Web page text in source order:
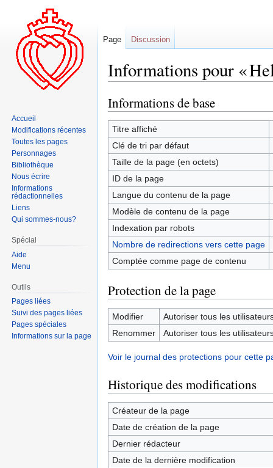
Informations pour «
Aller
à
la
navigation
Aller
à
la
recherche
Informations de base
Titre affiché
Clé de tri par défaut
Taille de la page (en octets)
ID de la page
Langue du contenu de la page
Modèle de contenu de la page
Indexation par robots
Nombre de redirections vers cette page
Comptée comme page de contenu
Protection de la page
Modifier
Autoriser tous les
Renommer
Autoriser tous les
Voir le journal des protections pour cette
Historique des modifications
Créateur de la page
Date de création de la page
Dernier rédacteur
Date de la dernière modification
Page Discussion
Accueil
Modifications récentes
Toutes les pages
Personnages
Bibliothèque
Nous écrire
Informations
rédactionnelles
Liens
Qui sommes-nous?
Spécial
Aide
Menu
Outils
Pages liées
Suivi des pages liées
Pages spéciales
Informations sur la page